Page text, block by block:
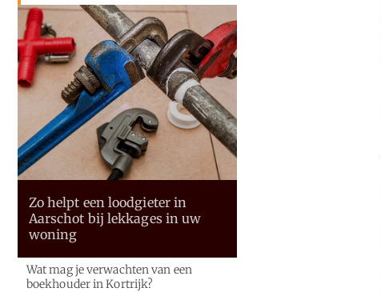
Zo helpt een loodgieter in
Aarschot bij lekkages in uw
woning
Wat mag je verwachten van een
boekhouder in Kortrijk?